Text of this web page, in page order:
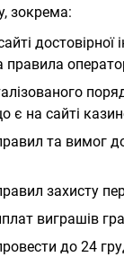
зокрема:
достовірної
правила
є на сайті
та вимог до
захисту
виграшів
до 24